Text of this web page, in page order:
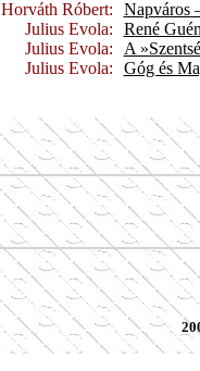
Horváth Róbert:
Napváros
Julius Evola:
René
Julius Evola:
A
Julius Evola:
Góg és